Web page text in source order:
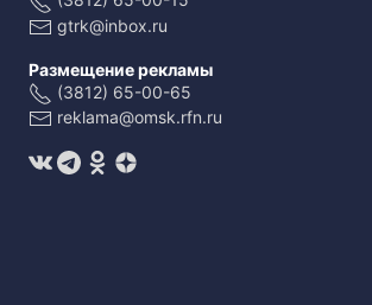
gtrk@inbox.ru
Размещение рекламы
(3812) 65-00-65
reklama@omsk.rfn.ru